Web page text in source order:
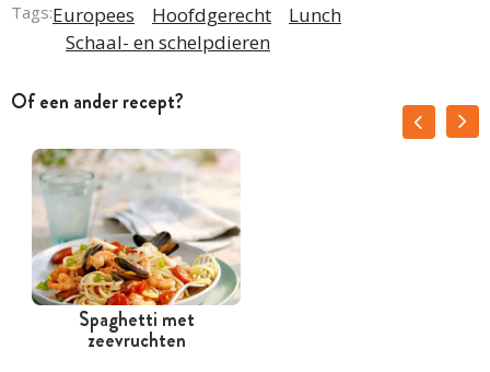
Tags:Europees Hoofdgerecht
Lunch
Schaal- en schelpdieren
Of een ander recept?
Spaghetti met
zeevruchten